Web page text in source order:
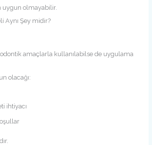
uygun olmayabilir.
Aynı Şey midir?
amaçlarla kullanılabilse de uygulama
olacağı:
ihtiyacı